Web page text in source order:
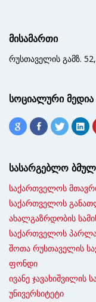
მისამართი
რუსთაველის გამზ.
სოციალური მედია
სასარგებლო
საქართველოს
საქართველოს
ახალგაზრდობის
საქართველოს
შოთა რუსთაველის
ფონდი
ივანე
უნივერსიტეტი